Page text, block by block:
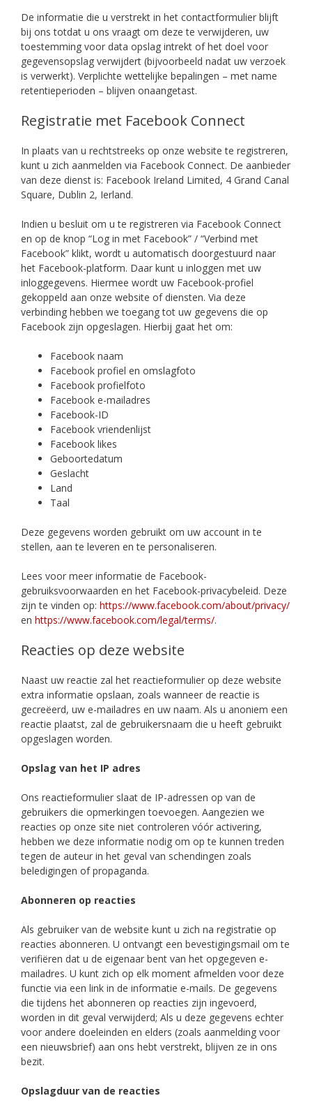
De informatie die u verstrekt in het contactformulier blijft
bij ons totdat u ons vraagt ​​om deze te verwijderen, uw
toestemming voor data opslag intrekt of het doel voor
gegevensopslag verwijdert (bijvoorbeeld nadat uw verzoek
is verwerkt). Verplichte wettelijke bepalingen – met name
retentieperioden – blijven onaangetast.
Registratie met Facebook Connect
In plaats van u rechtstreeks op onze website te registreren,
kunt u zich aanmelden via Facebook Connect. De aanbieder
van deze dienst is: Facebook Ireland Limited, 4 Grand Canal
Square, Dublin 2, Ierland.
Indien u besluit om u te registreren via Facebook Connect
en op de knop “Log in met Facebook” / “Verbind met
Facebook” klikt, wordt u automatisch doorgestuurd naar
het Facebook-platform. Daar kunt u inloggen met uw
inloggegevens. Hiermee wordt uw Facebook-profiel
gekoppeld aan onze website of diensten. Via deze
verbinding hebben we toegang tot uw gegevens die op
Facebook zijn opgeslagen. Hierbij gaat het om:
Facebook naam
Facebook profiel en omslagfoto
Facebook profielfoto
Facebook e-mailadres
Facebook-ID
Facebook vriendenlijst
Facebook likes
Geboortedatum
Geslacht
Land
Taal
Deze gegevens worden gebruikt om uw account in te
stellen, aan te leveren en te personaliseren.
Lees voor meer informatie de Facebook-
gebruiksvoorwaarden en het Facebook-privacybeleid. Deze
zijn te vinden op: https://www.facebook.com/about/privacy/
en https://www.facebook.com/legal/terms/.
Reacties op deze website
Naast uw reactie zal het reactieformulier op deze website
extra informatie opslaan, zoals wanneer de reactie is
gecreëerd, uw e-mailadres en uw naam. Als u anoniem een
reactie plaatst, zal de gebruikersnaam die u heeft gebruikt
opgeslagen worden.
Opslag van het IP adres
Ons reactieformulier slaat de IP-adressen op van de
gebruikers die opmerkingen toevoegen. Aangezien we
reacties op onze site niet controleren vóór activering,
hebben we deze informatie nodig om op te kunnen treden
tegen de auteur in het geval van schendingen zoals
beledigingen of propaganda.
Abonneren op reacties
Als gebruiker van de website kunt u zich na registratie op
reacties abonneren. U ontvangt een bevestigingsmail om te
verifiëren dat u de eigenaar bent van het opgegeven e-
mailadres. U kunt zich op elk moment afmelden voor deze
functie via een link in de informatie e-mails. De gegevens
die tijdens het abonneren op reacties zijn ingevoerd,
worden in dit geval verwijderd; Als u deze gegevens echter
voor andere doeleinden en elders (zoals aanmelding voor
een nieuwsbrief) aan ons hebt verstrekt, blijven ze in ons
bezit.
Opslagduur van de reacties